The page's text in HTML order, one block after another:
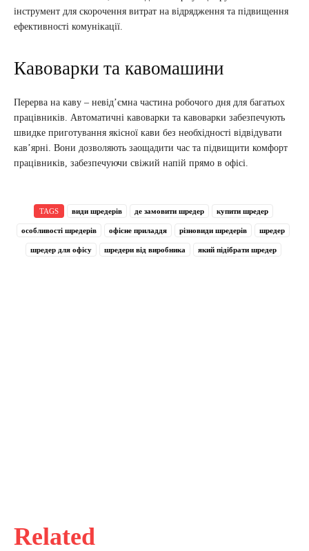
Related
інструмент для скорочення витрат на відрядження та підвищення
ефективності комунікації.
Кавоварки та кавомашини
Перерва на каву – невід’ємна частина робочого дня для багатьох
працівників. Автоматичні кавоварки та кавоварки забезпечують
швидке приготування якісної кави без необхідності відвідувати
кав’ярні. Вони дозволяють заощадити час та підвищити комфорт
працівників, забезпечуючи свіжий напій прямо в офісі.
TAGS види шредерів де замовити шредер купити шредер
особливості шредерів офісне приладдя різновиди шредерів шредер
шредер для офісу шредери від виробника який підібрати шредер